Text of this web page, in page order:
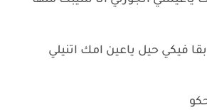
فيكي حيل ياعين امك اتنيلي